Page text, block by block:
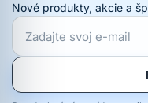
Nové produkty, akcie a